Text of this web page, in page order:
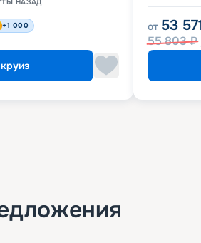
НАЗАД
+1 000 от 53
55 803₽